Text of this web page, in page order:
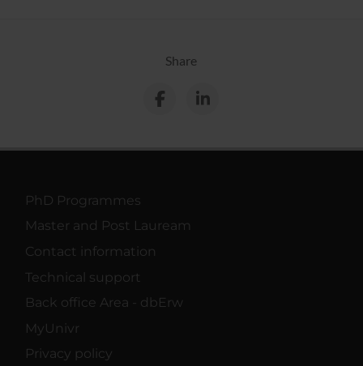
Share
PhD Programmes
Master and Post Lauream
Contact information
Technical support
Back office Area - dbErw
MyUnivr
Privacy policy